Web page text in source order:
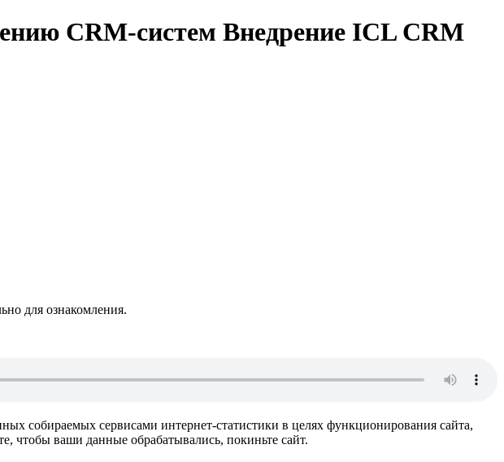
CRM-систем Внедрение ICL CRM
для ознакомления.
собираемых сервисами интернет-статистики в целях функционирования сайта,
чтобы ваши данные обрабатывались, покиньте сайт.